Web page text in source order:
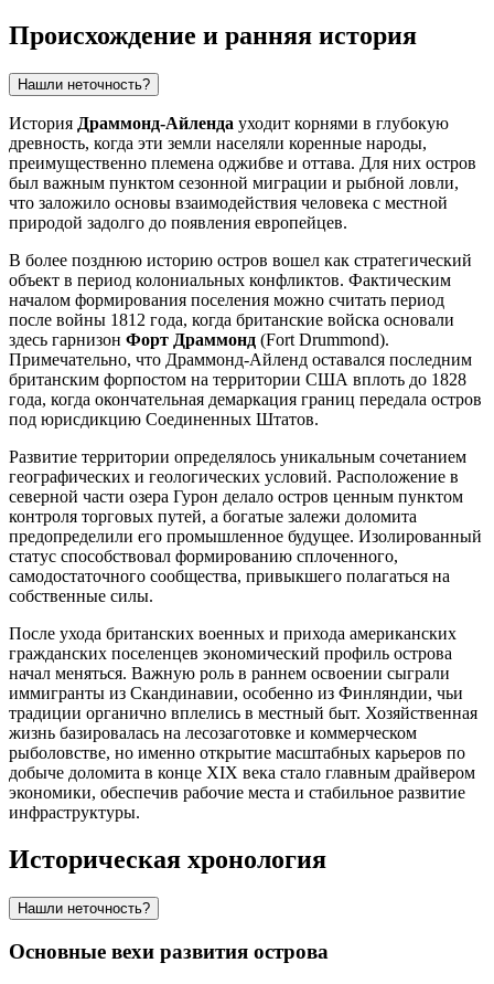
Происхождение и ранняя история
Нашли неточность?
История Драммонд-Айленда уходит корнями в глубокую
древность, когда эти земли населяли коренные народы,
преимущественно племена оджибве и оттава. Для них остров
был важным пунктом сезонной миграции и рыбной ловли,
что заложило основы взаимодействия человека с местной
природой задолго до появления европейцев.
В более позднюю историю остров вошел как стратегический
объект в период колониальных конфликтов. Фактическим
началом формирования поселения можно считать период
после войны 1812 года, когда британские войска основали
здесь гарнизон Форт Драммонд (Fort Drummond).
Примечательно, что Драммонд-Айленд оставался последним
британским форпостом на территории США вплоть до 1828
года, когда окончательная демаркация границ передала остров
под юрисдикцию Соединенных Штатов.
Развитие территории определялось уникальным сочетанием
географических и геологических условий. Расположение в
северной части озера Гурон делало остров ценным пунктом
контроля торговых путей, а богатые залежи доломита
предопределили его промышленное будущее. Изолированный
статус способствовал формированию сплоченного,
самодостаточного сообщества, привыкшего полагаться на
собственные силы.
После ухода британских военных и прихода американских
гражданских поселенцев экономический профиль острова
начал меняться. Важную роль в раннем освоении сыграли
иммигранты из Скандинавии, особенно из Финляндии, чьи
традиции органично вплелись в местный быт. Хозяйственная
жизнь базировалась на лесозаготовке и коммерческом
рыболовстве, но именно открытие масштабных карьеров по
добыче доломита в конце XIX века стало главным драйвером
экономики, обеспечив рабочие места и стабильное развитие
инфраструктуры.
Историческая хронология
Нашли неточность?
Основные вехи развития острова